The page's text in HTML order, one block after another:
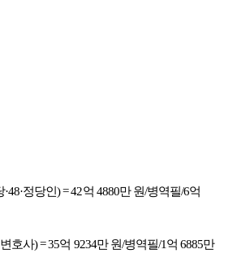
정당인) = 42억 4880만 원/병역필/6억
호사) = 35억 9234만 원/병역필/1억 6885만